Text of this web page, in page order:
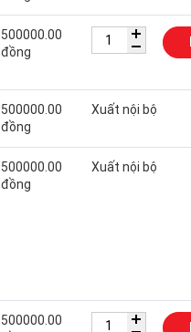
500000.00
đồng
500000.00
đồng
Xuất nội bộ
500000.00
đồng
Xuất nội bộ
500000.00